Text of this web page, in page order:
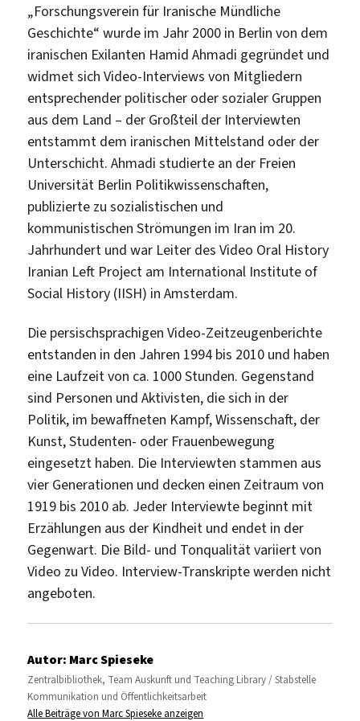
„Forschungsverein für Iranische Mündliche
Geschichte“ wurde im Jahr 2000 in Berlin von dem
iranischen Exilanten Hamid Ahmadi gegründet und
widmet sich Video-Interviews von Mitgliedern
entsprechender politischer oder sozialer Gruppen
aus dem Land – der Großteil der Interviewten
entstammt dem iranischen Mittelstand oder der
Unterschicht. Ahmadi studierte an der Freien
Universität Berlin Politikwissenschaften,
publizierte zu sozialistischen und
kommunistischen Strömungen im Iran im 20.
Jahrhundert und war Leiter des Video Oral History
Iranian Left Project am International Institute of
Social History (IISH) in Amsterdam.
Die persischsprachigen Video-Zeitzeugenberichte
entstanden in den Jahren 1994 bis 2010 und haben
eine Laufzeit von ca. 1000 Stunden. Gegenstand
sind Personen und Aktivisten, die sich in der
Politik, im bewaffneten Kampf, Wissenschaft, der
Kunst, Studenten- oder Frauenbewegung
eingesetzt haben. Die Interviewten stammen aus
vier Generationen und decken einen Zeitraum von
1919 bis 2010 ab. Jeder Interviewte beginnt mit
Erzählungen aus der Kindheit und endet in der
Gegenwart. Die Bild- und Tonqualität variiert von
Video zu Video. Interview-Transkripte werden nicht
angeboten.
Autor: Marc Spieseke
Zentralbibliothek, Team Auskunft und Teaching Library / Stabstelle
Kommunikation und Öffentlichkeitsarbeit
Alle Beiträge von Marc Spieseke anzeigen